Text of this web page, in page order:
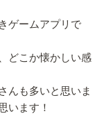
ゲームアプリで
どこか懐かしい感
んも多いと思いま
います！